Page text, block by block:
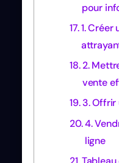
pour
1.
2.
vente
3.
4.
ligne